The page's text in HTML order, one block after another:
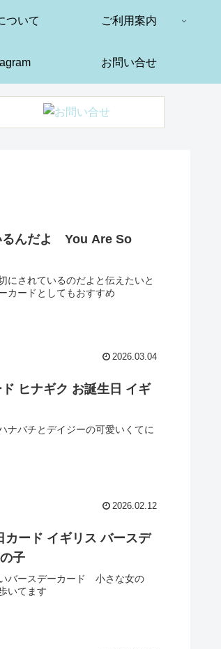
ついて ご利用案内
お問い合せ
るんだよ You Are So
にされているのだよと伝えたいと
カードとしてもおすすめ
2026.03.04
ヒナギク お誕生日 イギ
ナバチとデイジーの可愛いくてに
2026.02.12
カード イギリス バースデ
子
バースデーカード 小さな女の
いてます